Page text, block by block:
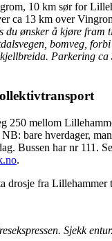
10 km sør for
ca 13 km over
du ønsker å kjøre fram
bomveg,
Parkering ca
250 mellom
bare hverdager,
Bussen har nr 111. Se
.
drosje fra Lillehammer
Sjekk